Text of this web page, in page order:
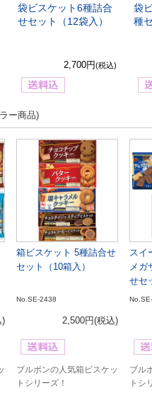
袋ビスケット6種詰合
せセット（12袋入）
2,700円(税込)
袋
種
ー商品)
)
箱ビスケット 5種詰合せ
セット（10箱入）
No.SE-2438
2,500円(税込)
ブルボンの人気箱ビスケッ
トシリーズ！
スイ
メガ
せセ
ブル
トシ